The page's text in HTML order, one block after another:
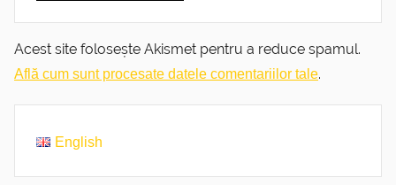
Acest site folosește Akismet pentru a reduce spamul.
Află cum sunt procesate datele comentariilor tale.
English